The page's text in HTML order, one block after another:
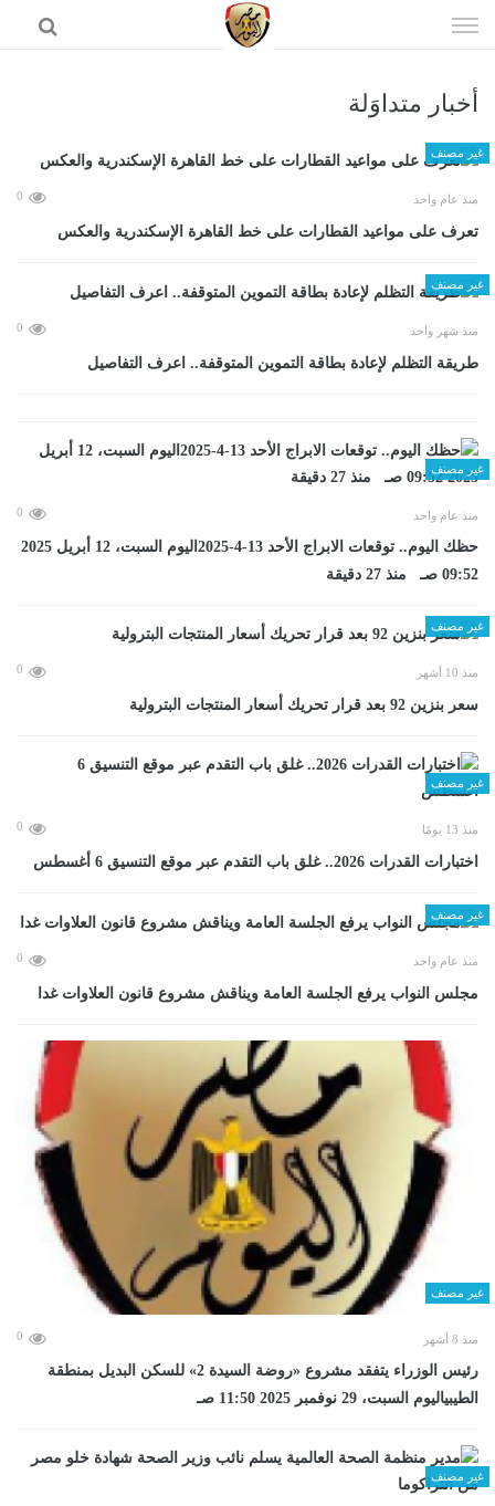
الى
أخبار متداوَلة
غير مصنف
منذ عام واحد 0
تعرف على مواعيد القطارات على خط القاهرة الإسكندرية والعكس
غير مصنف
منذ شهر واحد 0
طريقة التظلم لإعادة بطاقة التموين المتوقفة.. اعرف التفاصيل
غير مصنف
منذ عام واحد 0
حظك اليوم.. توقعات الابراج الأحد 13-4-2025اليوم السبت، 12 أبريل 2025
09:52 صـ منذ 27 دقيقة
غير مصنف
منذ 10 أشهر 0
سعر بنزين 92 بعد قرار تحريك أسعار المنتجات البترولية
غير مصنف
منذ 13 يومًا 0
اختبارات القدرات 2026.. غلق باب التقدم عبر موقع التنسيق 6 أغسطس
غير مصنف
منذ عام واحد 0
مجلس النواب يرفع الجلسة العامة ويناقش مشروع قانون العلاوات غدا
غير مصنف
منذ 8 أشهر 0
رئيس الوزراء يتفقد مشروع «روضة السيدة 2» للسكن البديل بمنطقة
الطيبياليوم السبت، 29 نوفمبر 2025 11:50 صـ
غير مصنف